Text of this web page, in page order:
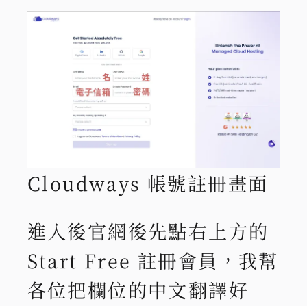
Cloudways 帳號註冊畫面
進入後官網後先點右上方的
Start Free 註冊會員，我幫
各位把欄位的中文翻譯好